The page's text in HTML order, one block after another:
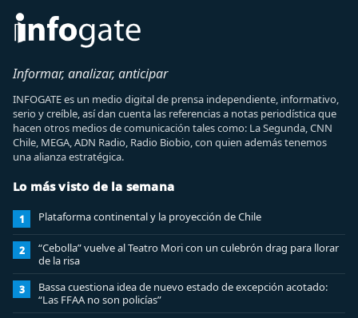
Informar, analizar, anticipar
INFOGATE es un medio digital de prensa independiente, informativo,
serio y creíble, así dan cuenta las referencias a notas periodística que
hacen otros medios de comunicación tales como: La Segunda, CNN
Chile, MEGA, ADN Radio, Radio Biobio, con quien además tenemos
una alianza estratégica.
Lo más visto de la semana
1 Plataforma continental y la proyección de Chile
2
“Cebolla” vuelve al Teatro Mori con un culebrón drag para llorar
de la risa
3
Bassa cuestiona idea de nuevo estado de excepción acotado:
“Las FFAA no son policías”